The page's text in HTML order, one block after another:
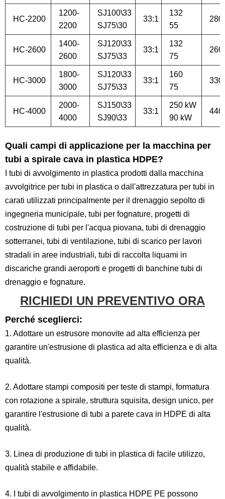
HC-2200
1200-
2200
SJ100\33
SJ75\30
33:1
132
55
280
HC-2600
1400-
2600
SJ120\33
SJ75\33
33:1
132
75
260
HC-3000
1800-
3000
SJ120\33
SJ75\33
33:1
160
75
330
HC-4000
2000-
4000
SJ150\33
SJ90\33
33:1
250 kW
90 kW
440
Quali campi di applicazione per la macchina per
tubi a spirale cava in plastica HDPE?
I tubi di avvolgimento in plastica prodotti dalla macchina
avvolgitrice per tubi in plastica o dall'attrezzatura per tubi in
carati utilizzati principalmente per il drenaggio sepolto di
ingegneria municipale, tubi per fognature, progetti di
costruzione di tubi per l'acqua piovana, tubi di drenaggio
sotterranei, tubi di ventilazione, tubi di scarico per lavori
stradali in aree industriali, tubi di raccolta liquami in
discariche grandi aeroporti e progetti di banchine tubi di
drenaggio e fognature.
RICHIEDI UN PREVENTIVO ORA
Perché sceglierci:
1. Adottare un estrusore monovite ad alta efficienza per
garantire un'estrusione di plastica ad alta efficienza e di alta
qualità.
2. Adottare stampi compositi per teste di stampi, formatura
con rotazione a spirale, struttura squisita, design unico, per
garantire l'estrusione di tubi a parete cava in HDPE di alta
qualità.
3. Linea di produzione di tubi in plastica di facile utilizzo,
qualità stabile e affidabile.
4. I tubi di avvolgimento in plastica HDPE PE possono